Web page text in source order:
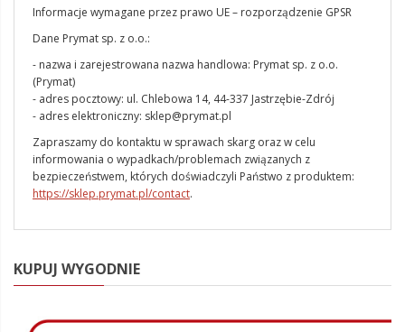
Informacje wymagane przez prawo UE – rozporządzenie GPSR
Dane Prymat sp. z o.o.:
- nazwa i zarejestrowana nazwa handlowa: Prymat sp. z o.o.
(Prymat)
- adres pocztowy: ul. Chlebowa 14, 44-337 Jastrzębie-Zdrój
- adres elektroniczny: sklep@prymat.pl
Zapraszamy do kontaktu w sprawach skarg oraz w celu
informowania o wypadkach/problemach związanych z
bezpieczeństwem, których doświadczyli Państwo z produktem:
https://sklep.prymat.pl/contact.
KUPUJ WYGODNIE